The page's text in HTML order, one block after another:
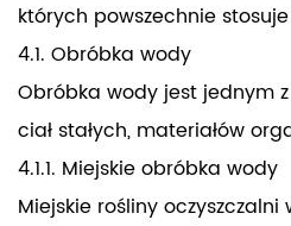
których powszechnie
4.1. Obróbka wody
Obróbka wody jest jednym
ciał stałych, materiałów
4.1.1. Miejskie obróbka wody
Miejskie rośliny